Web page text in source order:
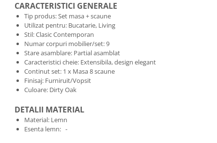
CARACTERISTICI GENERALE
Tip produs: Set masa + scaune
Utilizat pentru: Bucatarie, Living
Stil: Clasic Contemporan
Numar corpuri mobilier/set: 9
Stare asamblare: Partial asamblat
Caracteristici cheie: Extensibila, design elegant
Continut set: 1 x Masa 8 scaune
Finisaj: Furniruit/Vopsit
Culoare: Dirty Oak
DETALII MATERIAL
Material: Lemn
Esenta lemn: -